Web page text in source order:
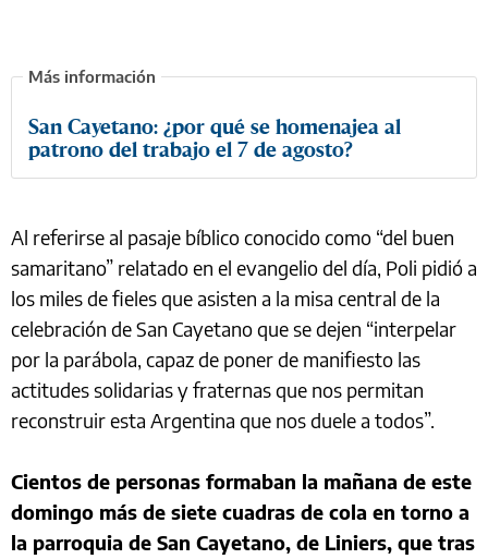
San Cayetano: ¿por qué se homenajea al
patrono del trabajo el 7 de agosto?
Al referirse al pasaje bíblico conocido como “del buen
samaritano” relatado en el evangelio del día, Poli pidió a
los miles de fieles que asisten a la misa central de la
celebración de San Cayetano que se dejen “interpelar
por la parábola, capaz de poner de manifiesto las
actitudes solidarias y fraternas que nos permitan
reconstruir esta Argentina que nos duele a todos”.
Cientos de personas formaban la mañana de este
domingo más de siete cuadras de cola en torno a
la parroquia de San Cayetano, de Liniers, que tras